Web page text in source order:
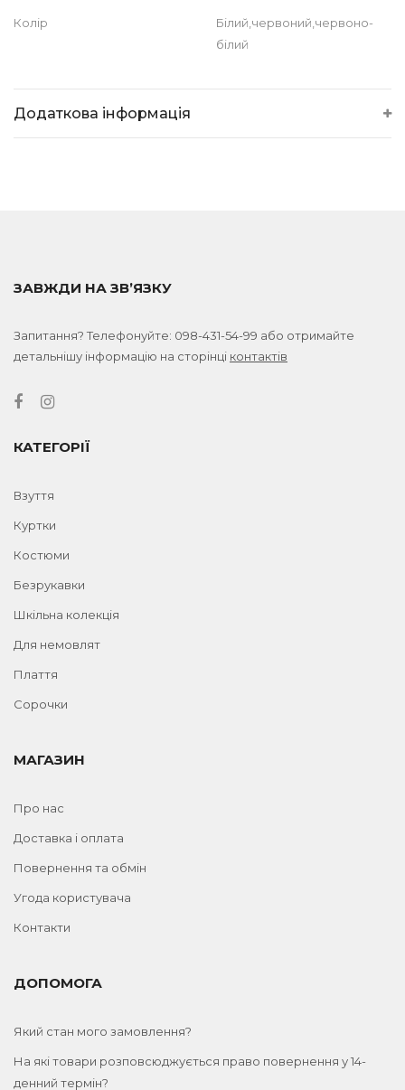
Колір
Білий,червоний,червоно-
білий
Додаткова інформація
ЗАВЖДИ НА ЗВ’ЯЗКУ
Запитання? Телефонуйте: 098-431-54-99 або отримайте
детальнішу інформацію на сторінці контактів
КАТЕГОРІЇ
Взуття
Куртки
Костюми
Безрукавки
Шкільна колекція
Для немовлят
Плаття
Сорочки
МАГАЗИН
Про нас
Доставка і оплата
Повернення та обмін
Угода користувача
Контакти
ДОПОМОГА
Який стан мого замовлення?
На які товари розповсюджується право повернення у 14-
денний термін?